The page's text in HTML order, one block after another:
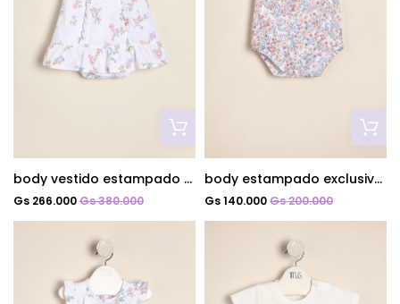
body vestido estampado exclusivo ramitos
Gs 266.000Gs 380.000
body estampado exclusivo liberty
Gs 140.000Gs 200.000